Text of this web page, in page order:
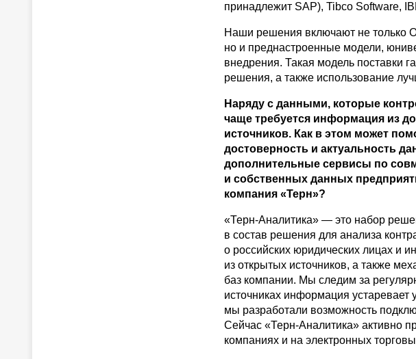
принадлежит SAP), Tibco Software,
Наши решения включают не только
но и преднастроенные модели,
внедрения. Такая модель поставки
решения, а также использование
Наряду с данными, которые
чаще требуется информация из
источников. Как в этом может
достоверность и актуальность
дополнительные сервисы по
и собственных данных
компания «Терн»?
«Терн-Аналитика» — это набор
в состав решения для анализа
о российских юридических лицах и
из открытых источников, а также
баз компании. Мы следим за
источниках информация устаревает
мы разработали возможность
Сейчас «Терн-Аналитика» активно
компаниях и на электронных